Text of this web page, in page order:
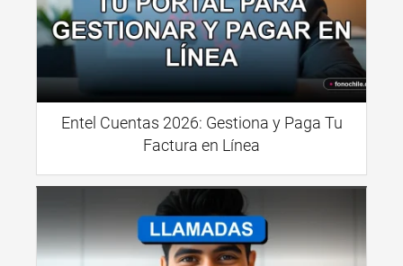
Entel Cuentas 2026: Gestiona y Paga Tu
Factura en Línea